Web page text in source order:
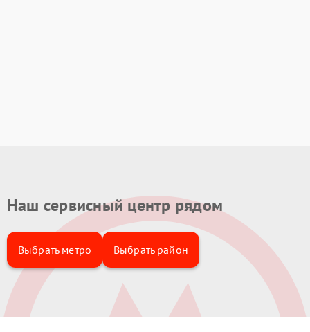
Наш сервисный центр рядом
Выбрать метро Выбрать район